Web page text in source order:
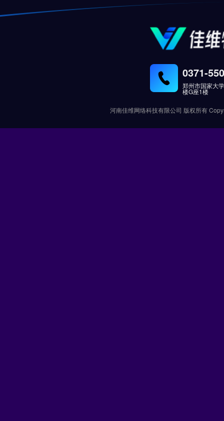
0371-
郑州市国家大
楼G座1楼
河南佳维网络科技有限公司 版权所有